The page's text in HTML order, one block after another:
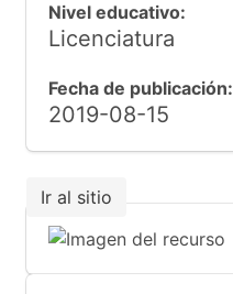
Nivel educativo:
Licenciatura
Fecha de publicación:
2019-08-15
Ir al sitio